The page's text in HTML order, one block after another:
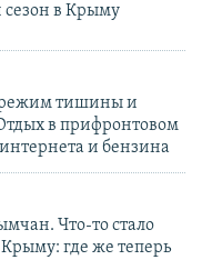
в Крыму
тишины и
в прифронтовом
и бензина
Что-то стало
где же теперь